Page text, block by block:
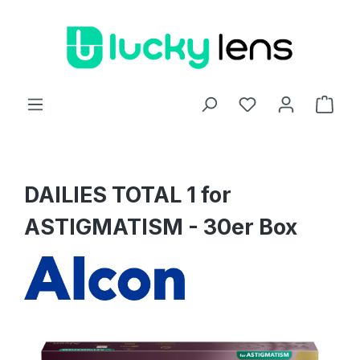
DAILIES TOTAL 1 for
ASTIGMATISM - 30er Box
Bildergalerie überspringen